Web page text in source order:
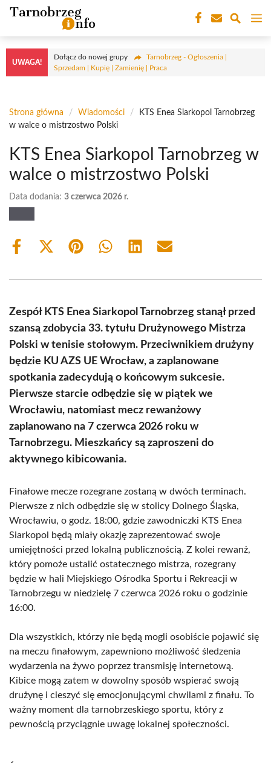
Przejdź
treści
UWAGA!
Dołącz do nowej grupy
Tarnobrzeg - Ogłoszenia |
Sprzedam | Kupię | Zamienię | Praca
Strona główna / Wiadomości /
KTS Enea Siarkopol Tarnobrzeg
w walce o mistrzostwo Polski
KTS Enea Siarkopol Tarnobrzeg w
walce o mistrzostwo Polski
Data dodania: 3 czerwca 2026 r.
Share
Share
(Twitter)
Share Share Share Share
Zespół KTS Enea Siarkopol Tarnobrzeg stanął przed
szansą zdobycia 33. tytułu Drużynowego Mistrza
Polski w tenisie stołowym. Przeciwnikiem drużyny
będzie KU AZS UE Wrocław, a zaplanowane
spotkania zadecydują o końcowym sukcesie.
Pierwsze starcie odbędzie się w piątek we
Wrocławiu, natomiast mecz rewanżowy
zaplanowano na 7 czerwca 2026 roku w
Tarnobrzegu. Mieszkańcy są zaproszeni do
aktywnego kibicowania.
Finałowe mecze rozegrane zostaną w dwóch terminach.
Pierwsze z nich odbędzie się w stolicy Dolnego Śląska,
Wrocławiu, o godz. 18:00, gdzie zawodniczki KTS Enea
Siarkopol będą miały okazję zaprezentować swoje
umiejętności przed lokalną publicznością. Z kolei rewanż,
który pomoże ustalić ostatecznego mistrza, rozegrany
będzie w hali Miejskiego Ośrodka Sportu i Rekreacji w
Tarnobrzegu w niedzielę 7 czerwca 2026 roku o godzinie
16:00.
Dla wszystkich, którzy nie będą mogli osobiście pojawić się
na meczu finałowym, zapewniono możliwość śledzenia
wydarzenia na żywo poprzez transmisję internetową.
Kibice mogą zatem w dowolny sposób wspierać swoją
drużynę i cieszyć się emocjonującymi chwilami z finału. To
ważny moment dla tarnobrzeskiego sportu, który z
pewnością przyciągnie uwagę lokalnej społeczności.